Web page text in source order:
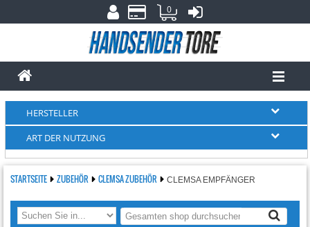
0
HERSTELLER
ART DER NUTZUNG
STARTSEITE ZUBEHÖR CLEMSA ZUBEHÖR CLEMSA EMPFÄNGER